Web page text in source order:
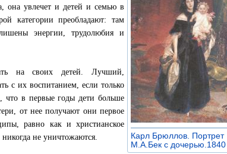
Карл Брюллов. Портрет
М.А.Бек с дочерью.1840
она увлечет и детей и семью в
категории преобладают: там
энергии, трудолюбия и
на своих детей. Лучший,
с их воспитанием, если только
что в первые годы дети больше
от нее получают они первое
равно как и христианское
не уничтожаются.